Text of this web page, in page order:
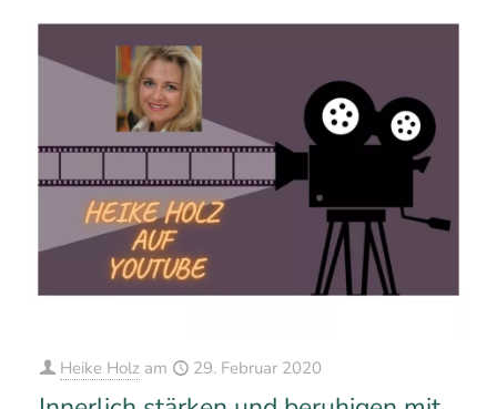
Heike Holz am 29. Februar 2020